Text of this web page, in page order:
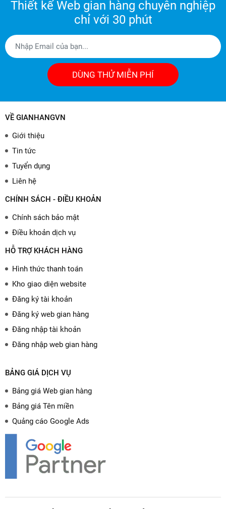
Thiết kế Web gian hàng chuyên nghiệp
chỉ với 30 phút
DÙNG THỬ MIỄN PHÍ
VỀ GIANHANGVN
Giới thiệu
Tin tức
Tuyển dụng
Liên hệ
CHÍNH SÁCH - ĐIỀU KHOẢN
Chính sách bảo mật
Điều khoản dịch vụ
HỖ TRỢ KHÁCH HÀNG
Hình thức thanh toán
Kho giao diện website
Đăng ký tài khoản
Đăng ký web gian hàng
Đăng nhập tài khoản
Đăng nhập web gian hàng
BẢNG GIÁ DỊCH VỤ
Bảng giá Web gian hàng
Bảng giá Tên miền
Quảng cáo Google Ads